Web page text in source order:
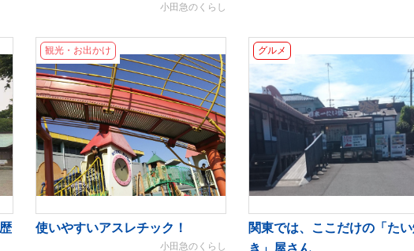
小田急のくらし
観光・お出かけ
使いやすいアスレチック！
小田急のくらし
グルメ
関東では、ここだけの「た
き」屋さん